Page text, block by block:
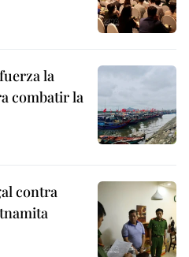
la
combatir la
contra